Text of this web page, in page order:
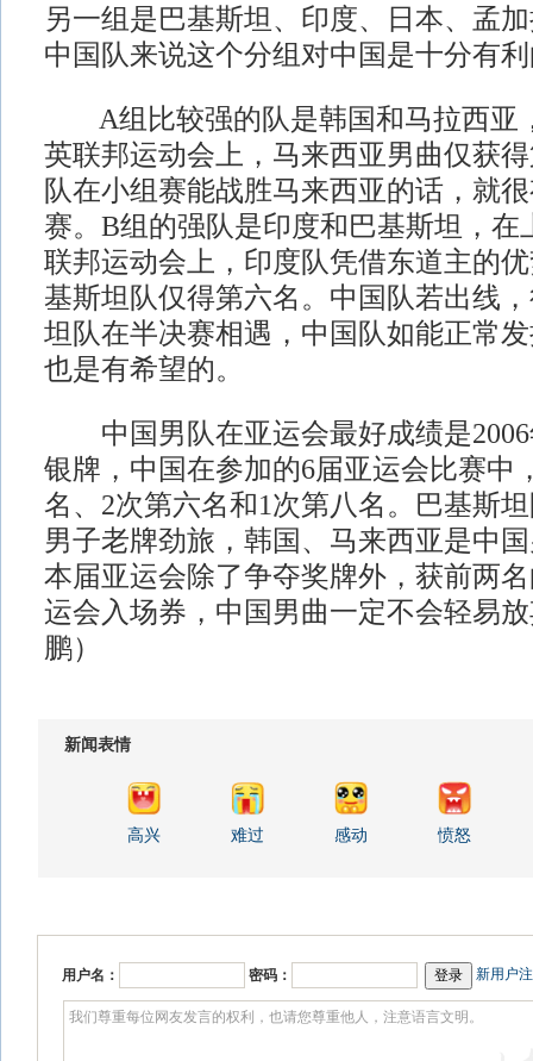
另一组是巴基斯坦、印度、日本、孟
中国队来说这个分组对中国是十分有
A组比较强的队是韩国和马拉西亚
英联邦运动会上，马来西亚男曲仅获
队在小组赛能战胜马来西亚的话，就
赛。B组的强队是印度和巴基斯坦，在
联邦运动会上，印度队凭借东道主的
基斯坦队仅得第六名。中国队若出线
坦队在半决赛相遇，中国队如能正常
也是有希望的。
中国男队在亚运会最好成绩是2006
银牌，中国在参加的6届亚运会比赛中
名、2次第六名和1次第八名。巴基斯
男子老牌劲旅，韩国、马来西亚是中
本届亚运会除了争夺奖牌外，获前两
运会入场券，中国男曲一定不会轻易
鹏）
新闻表情
高兴 难过 感动 愤怒
用户名： 密码： 新用户